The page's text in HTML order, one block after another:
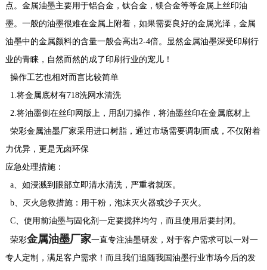
点。金属油墨主要用于铝合金，钛合金，镁合金等等金属上丝印油
墨。一般的油墨很难在金属上附着，如果需要良好的金属光泽，金属
油墨中的金属颜料的含量一般会高出2-4倍。显然金属油墨深受印刷行
业的青睐，自然而然的成了印刷行业的宠儿！
操作工艺也相对而言比较简单
1.将金属底材有718洗网水清洗
2.将油墨倒在丝印网版上，用刮刀操作，将油墨丝印在金属底材上
荣彩金属油墨厂家采用进口树脂，通过市场需要调制而成，不仅附着
力优异，更是无卤环保
应急处理措施：
a、如浸溅到眼部立即清水清洗，严重者就医。
b、灭火急救措施：用干粉，泡沫灭火器或沙子灭火。
C、使用前油墨与固化剂一定要搅拌均匀，而且使用后要封闭。
荣彩金属油墨厂家一直专注油墨研发，对于客户需求可以一对一
专人定制，满足客户需求！而且我们追随我国油墨行业市场今后的发